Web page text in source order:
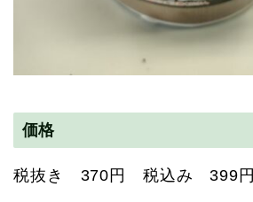
価格
税抜き 370円 税込み 399円